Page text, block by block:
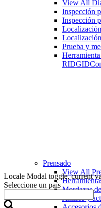
Locale Modal toggle, current
Seleccione un país
View All
Inspección
Inspección
Prueba y
Prensado
View All
Mordazas
Anillos y